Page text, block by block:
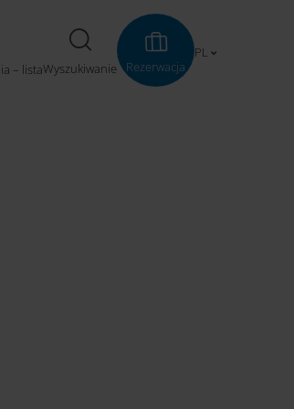
– listaWyszukiwanie Rezerwacja
PL